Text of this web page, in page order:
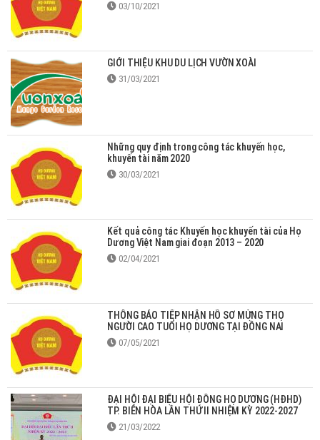
03/10/2021
GIỚI THIỆU KHU DU LỊCH VƯỜN XOÀI
31/03/2021
Những quy định trong công tác khuyến học,
khuyến tài năm 2020
30/03/2021
Kết quả công tác Khuyến học khuyến tài của Họ
Dương Việt Nam giai đoạn 2013 – 2020
02/04/2021
THÔNG BÁO TIẾP NHẬN HỒ SƠ MỪNG THỌ
NGƯỜI CAO TUỔI HỌ DƯƠNG TẠI ĐỒNG NAI
07/05/2021
ĐẠI HỘI ĐẠI BIỂU HỘI ĐỒNG HỌ DƯƠNG (HĐHD)
TP. BIÊN HÒA LẦN THỨ II NHIỆM KỲ 2022-2027
21/03/2022